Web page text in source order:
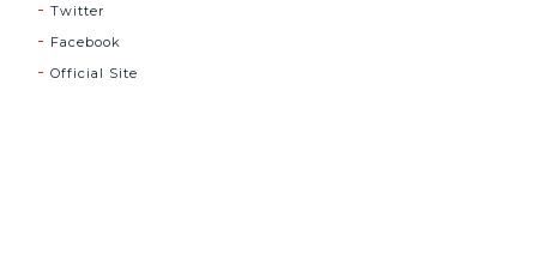
Twitter
Facebook
Official Site